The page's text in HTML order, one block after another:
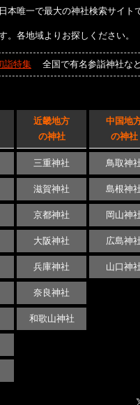
本唯一で最大の神社検索サイト
各地域よりお探しください。
詣特集 全国で有名参詣神社など
近畿地方
の神社
三重神社
滋賀神社
京都神社
大阪神社
兵庫神社
奈良神社
和歌山神社
中国地
の神社
鳥取神
島根神
岡山神
広島神
山口神